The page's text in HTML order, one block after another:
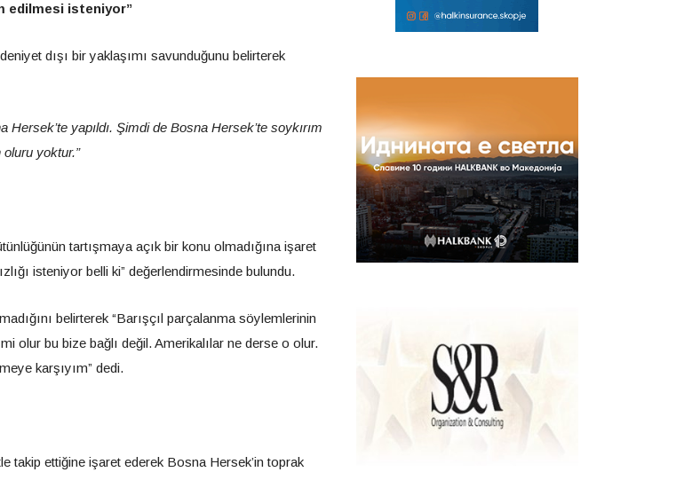
edilmesi isteniyor”
dışı bir yaklaşımı savunduğunu belirterek
Hersek’te yapıldı. Şimdi de Bosna Hersek’te soykırım
yoktur.”
tartışmaya açık bir konu olmadığına işaret
isteniyor belli ki” değerlendirmesinde bulundu.
belirterek “Barışçıl parçalanma söylemlerinin
olur bu bize bağlı değil. Amerikalılar ne derse o olur.
karşıyım” dedi.
takip ettiğine işaret ederek Bosna Hersek’in toprak